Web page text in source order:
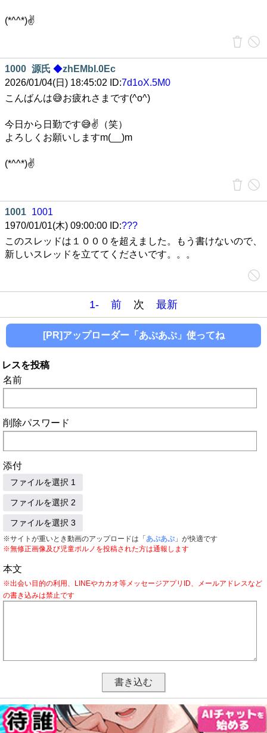
(*^^*)✌️
1000 源氏 ◆zhEMbI.0Ec
2026/01/04(日) 18:45:02 ID:7d1oX.5M0
こんばんは😅お疲れさまです(^o^)
今日から日勤です😅✌️（笑）
よろしくお願いしますm(__)m
(*^^*)✌️
1001 1001
1970/01/01(木) 09:00:00 ID:???
このスレッドは１０００を超えました。もう書けないので、
新しいスレッドを立ててくださいです。。。
1- 前 次 最新
[PR]アップローダー「あぷあぷ」使ってね
レスを投稿
名前
削除パスワード
添付
ファイルを選択 1
ファイルを選択 2
ファイルを選択 3
※サイトが重いとき動画のアップロードは「 あぷあぷ 」が快適です
※無修正画像及び児童ポルノを投稿された方は通報します
本文
※出会い目的の利用、LINEやカカオ等メッセージアプリID、メールアドレスなど
の書き込みは禁止です